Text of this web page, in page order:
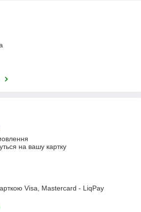
на вашу картку
Visa, Mastercard - LiqPay